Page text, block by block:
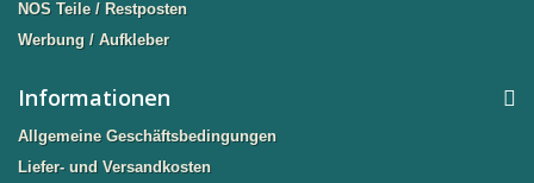
NOS Teile / Restposten
Werbung / Aufkleber
Informationen
Allgemeine Geschäftsbedingungen
Liefer- und Versandkosten